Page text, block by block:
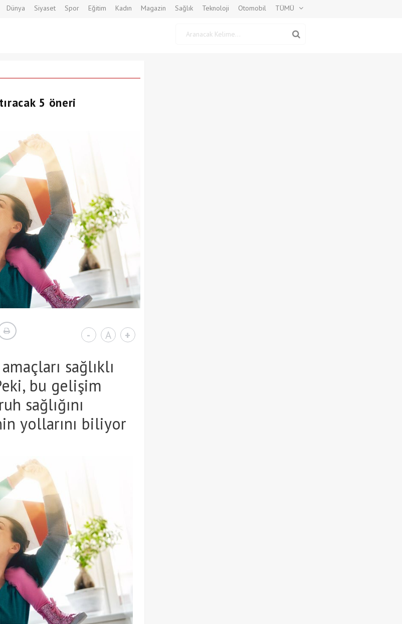
Dünya Siyaset Spor Eğitim Kadın Magazin Sağlık Teknoloji Otomobil TÜMÜ
5 öneri
- A +
sağlıklı
bu gelişim
sağlığını
yollarını biliyor